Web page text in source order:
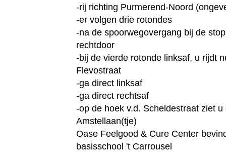
-rij richting Purmerend-Noord
-er volgen drie rotondes
-na de spoorwegovergang bij de
rechtdoor
-bij de vierde rotonde linksaf, u rijdt
Flevostraat
-ga direct linksaf
-ga direct rechtsaf
-op de hoek v.d. Scheldestraat ziet u
Amstellaan(tje)
Oase Feelgood & Cure Center
basisschool 't Carrousel